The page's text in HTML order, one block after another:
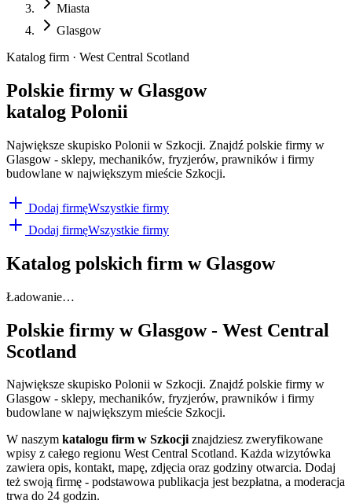
Miasta
Glasgow
Katalog firm · West Central Scotland
Polskie firmy w Glasgow
katalog Polonii
Największe skupisko Polonii w Szkocji. Znajdź polskie firmy w
Glasgow - sklepy, mechaników, fryzjerów, prawników i firmy
budowlane w największym mieście Szkocji.
Dodaj firmęWszystkie firmy
Dodaj firmęWszystkie firmy
Katalog polskich firm w Glasgow
Ładowanie…
Polskie firmy w Glasgow- West Central
Scotland
Największe skupisko Polonii w Szkocji. Znajdź polskie firmy w
Glasgow - sklepy, mechaników, fryzjerów, prawników i firmy
budowlane w największym mieście Szkocji.
W naszym katalogu firm w Szkocjiznajdziesz zweryfikowane
wpisy z całego regionu West Central Scotland. Każda wizytówka
zawiera opis, kontakt, mapę, zdjęcia oraz godziny otwarcia. Dodaj
też swoją firmę - podstawowa publikacja jest bezpłatna, a moderacja
trwa do 24 godzin.